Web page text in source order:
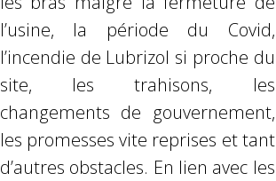
l’usine, la période du Covid,
l’incendie de Lubrizol si proche du
site, les trahisons, les
changements de gouvernement,
les promesses vite reprises et tant
d’autres obstacles. En lien avec les